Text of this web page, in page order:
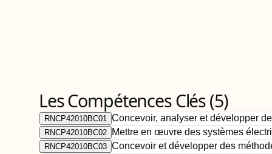
Les Compétences Clés (5)
RNCP42010BC01 Concevoir, analyser et développer
RNCP42010BC02 Mettre en œuvre des systèmes
RNCP42010BC03 Concevoir et développer des